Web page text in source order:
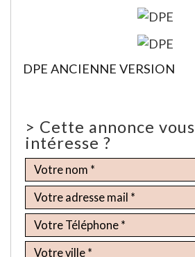
DPE ANCIENNE VERSION
> Cette annonce vous
intéresse ?